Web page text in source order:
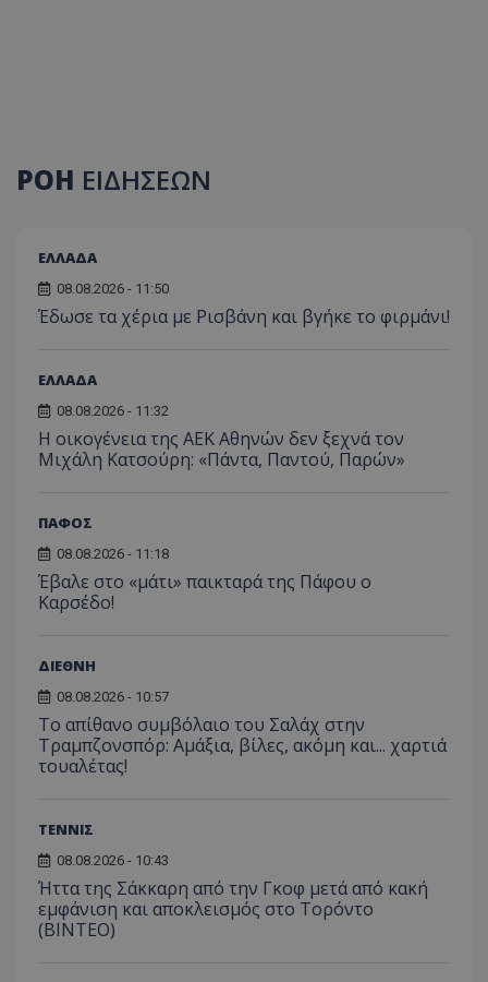
ΡΟΗ ΕΙΔΗΣΕΩΝ
ΕΛΛΑΔΑ
08.08.2026 - 11:50
Έδωσε τα χέρια με Ρισβάνη και βγήκε το φιρμάνι!
ΕΛΛΑΔΑ
08.08.2026 - 11:32
Η οικογένεια της ΑΕΚ Αθηνών δεν ξεχνά τον
Μιχάλη Κατσούρη: «Πάντα, Παντού, Παρών»
ΠΑΦΟΣ
08.08.2026 - 11:18
Έβαλε στο «μάτι» παικταρά της Πάφου ο
Καρσέδο!
ΔΙΕΘΝΗ
08.08.2026 - 10:57
Το απίθανο συμβόλαιο του Σαλάχ στην
Τραμπζονσπόρ: Αμάξια, βίλες, ακόμη και... χαρτιά
τουαλέτας!
ΤΕΝΝΙΣ
08.08.2026 - 10:43
Ήττα της Σάκκαρη από την Γκοφ μετά από κακή
εμφάνιση και αποκλεισμός στο Τορόντο
(ΒΙΝΤΕΟ)